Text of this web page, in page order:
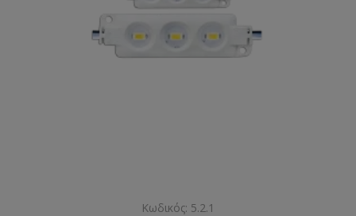
Κωδικός: 5.2.1